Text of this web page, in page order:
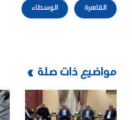
القاهرة الوسطاء
مواضيع ذات صلة